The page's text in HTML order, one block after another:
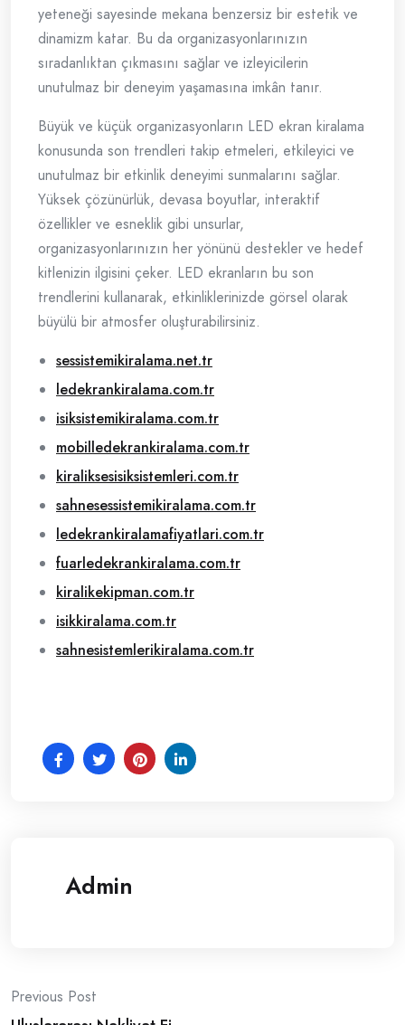
yeteneği sayesinde mekana benzersiz bir estetik ve
dinamizm katar. Bu da organizasyonlarınızın
sıradanlıktan çıkmasını sağlar ve izleyicilerin
unutulmaz bir deneyim yaşamasına imkân tanır.
Büyük ve küçük organizasyonların LED ekran kiralama
konusunda son trendleri takip etmeleri, etkileyici ve
unutulmaz bir etkinlik deneyimi sunmalarını sağlar.
Yüksek çözünürlük, devasa boyutlar, interaktif
özellikler ve esneklik gibi unsurlar,
organizasyonlarınızın her yönünü destekler ve hedef
kitlenizin ilgisini çeker. LED ekranların bu son
trendlerini kullanarak, etkinliklerinizde görsel olarak
büyülü bir atmosfer oluşturabilirsiniz.
sessistemikiralama.net.tr
ledekrankiralama.com.tr
isiksistemikiralama.com.tr
mobilledekrankiralama.com.tr
kiraliksesisiksistemleri.com.tr
sahnesessistemikiralama.com.tr
ledekrankiralamafiyatlari.com.tr
fuarledekrankiralama.com.tr
kiralikekipman.com.tr
isikkiralama.com.tr
sahnesistemlerikiralama.com.tr
Admin
Post
Previous Post